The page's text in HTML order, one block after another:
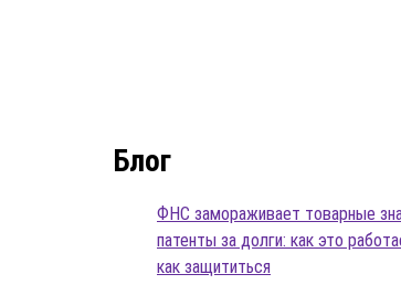
Блог
ФНС замораживает товарные
патенты за долги: как это
как защититься